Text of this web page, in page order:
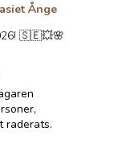
Ånge
🇸🇪💥🌸
raderats.